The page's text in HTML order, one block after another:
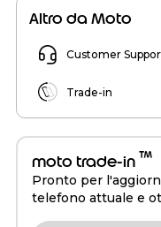
Altro da Moto
Customer
Trade-in
moto trade-in ™
Pronto per
telefono attuale e